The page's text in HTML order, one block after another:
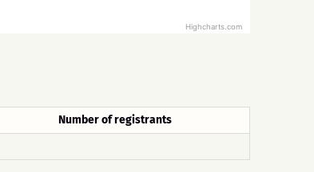
Highcharts.com
Number of registrants